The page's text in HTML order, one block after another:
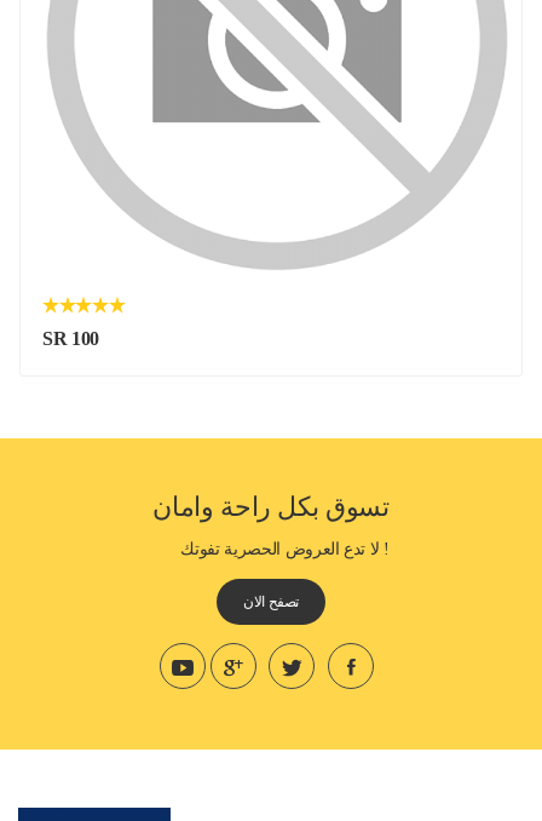
SR 100
تسوق بكل راحة وامان
! لا تدع العروض الحصرية تفوتك
تصفح الان